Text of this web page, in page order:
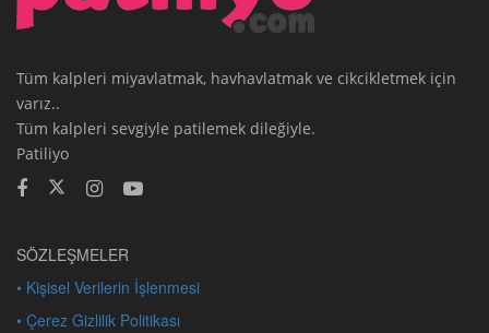
Tüm kalpleri miyavlatmak, havhavlatmak ve cikcikletmek için
varız..
Tüm kalpleri sevgiyle patilemek dileğiyle.
Patiliyo
SÖZLEŞMELER
• Kişisel Verilerin İşlenmesi
• Çerez Gizlilik Politikası